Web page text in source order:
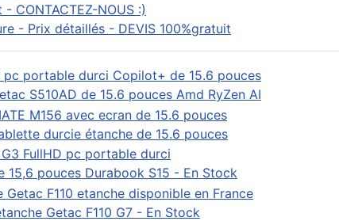
CONTACTEZ-NOUS :)
- Prix détaillés - DEVIS 100%gratuit
S510AD de 15.6 pouces Amd RyZen AI
durcie étanche de 15.6 pouces
15,6 pouces Durabook S15 - En Stock
Getac F110 G7 - En Stock